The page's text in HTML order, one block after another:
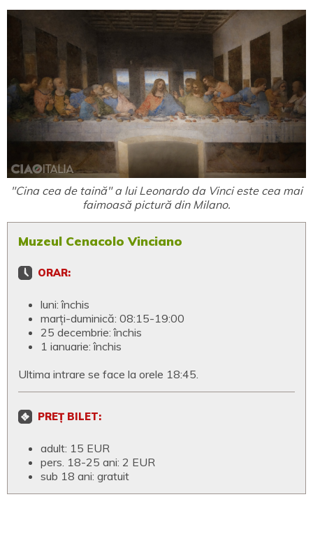
"Cina cea de taină" a lui Leonardo da Vinci este cea mai
faimoasă pictură din Milano.
Muzeul Cenacolo Vinciano
ORAR:
luni: închis
marți-duminică: 08:15-19:00
25 decembrie: închis
1 ianuarie: închis
Ultima intrare se face la orele 18:45.
PREȚ BILET:
adult: 15 EUR
pers. 18-25 ani: 2 EUR
sub 18 ani: gratuit